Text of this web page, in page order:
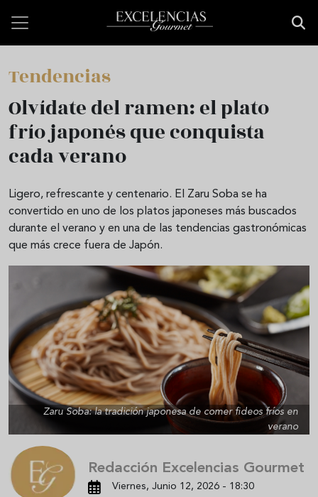
Tendencias
Olvídate del ramen: el plato
frío japonés que conquista
cada verano
Ligero, refrescante y centenario. El Zaru Soba se ha
convertido en uno de los platos japoneses más buscados
durante el verano y en una de las tendencias gastronómicas
que más crece fuera de Japón.
Zaru Soba: la tradición japonesa de comer fideos fríos en
verano
Redacción Excelencias Gourmet
Viernes, Junio 12, 2026 - 18:30